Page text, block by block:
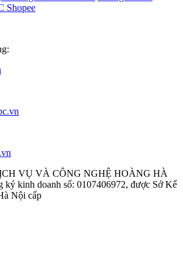
Shopee
VỤ VÀ CÔNG NGHỆ HOÀNG HÀ
ký kinh doanh số: 0107406972, được Sở Kế
Nội cấp